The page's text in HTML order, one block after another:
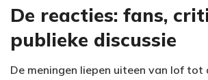
De reacties: fans,
publieke discussie
De meningen liepen uiteen van lof tot